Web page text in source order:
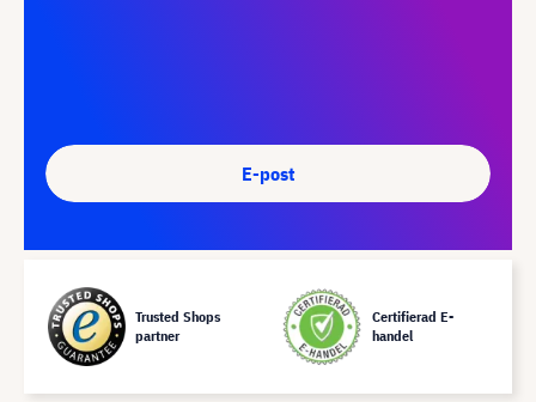
E-post
Trusted Shops
partner
Certifierad E-
handel